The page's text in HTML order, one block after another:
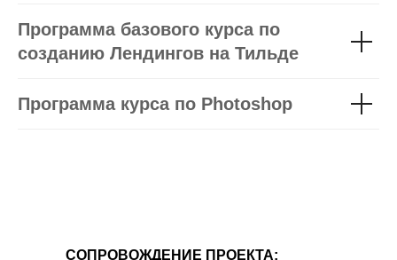
Программа базового курса по
созданию Лендингов на Тильде
Программа курса по Photoshop
СОПРОВОЖДЕНИЕ ПРОЕКТА: